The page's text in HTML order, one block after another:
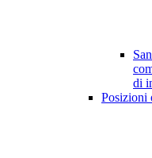
di
Posizioni